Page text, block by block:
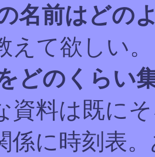
名前はどの
えて欲しい。
どのくらい
資料は既に
係に時刻表